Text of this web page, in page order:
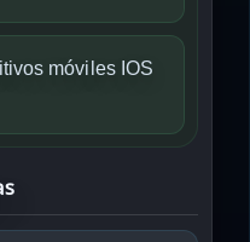
móviles IOS